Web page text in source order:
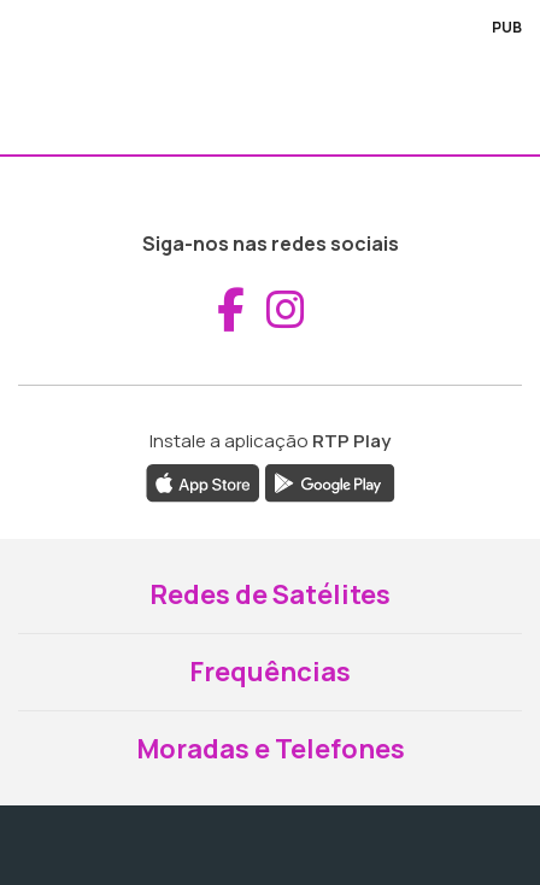
PUB
Siga-nos nas redes sociais
Aceder ao
Instale a aplicação RTP Play
Redes de Satélites
Frequências
Moradas e Telefones